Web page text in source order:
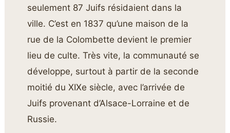
seulement 87 Juifs résidaient dans la
ville. C’est en 1837 qu’une maison de la
rue de la Colombette devient le premier
lieu de culte. Très vite, la communauté se
développe, surtout à partir de la seconde
moitié du XIXe siècle, avec l’arrivée de
Juifs provenant d’Alsace-Lorraine et de
Russie.